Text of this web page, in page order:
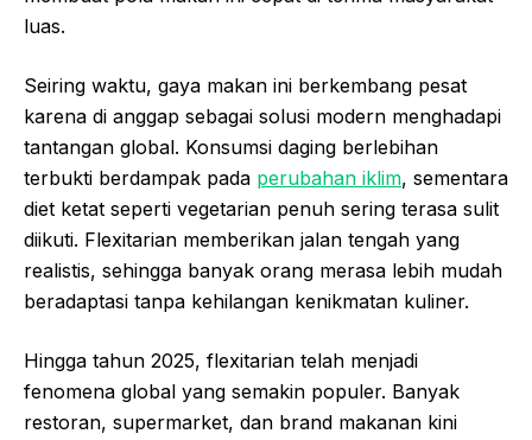
luas.
Seiring waktu, gaya makan ini berkembang pesat
karena di anggap sebagai solusi modern menghadapi
tantangan global. Konsumsi daging berlebihan
terbukti berdampak pada perubahan iklim, sementara
diet ketat seperti vegetarian penuh sering terasa sulit
diikuti. Flexitarian memberikan jalan tengah yang
realistis, sehingga banyak orang merasa lebih mudah
beradaptasi tanpa kehilangan kenikmatan kuliner.
Hingga tahun 2025, flexitarian telah menjadi
fenomena global yang semakin populer. Banyak
restoran, supermarket, dan brand makanan kini